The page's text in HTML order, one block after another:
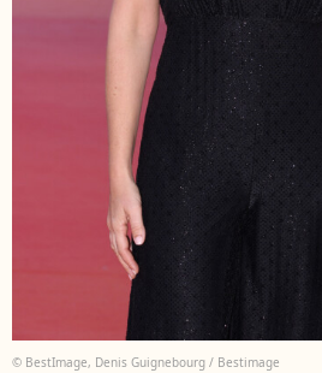
© BestImage, Denis Guignebourg / Bestimage